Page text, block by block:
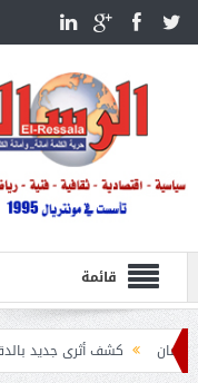
قائمة
كشف أثرى جديد بالدقهلية